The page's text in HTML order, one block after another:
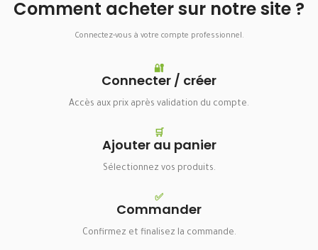
Comment acheter sur notre site ?
Connectez-vous à votre compte professionnel.
🔐
Connecter / créer
Accès aux prix après validation du compte.
🛒
Ajouter au panier
Sélectionnez vos produits.
✅
Commander
Confirmez et finalisez la commande.